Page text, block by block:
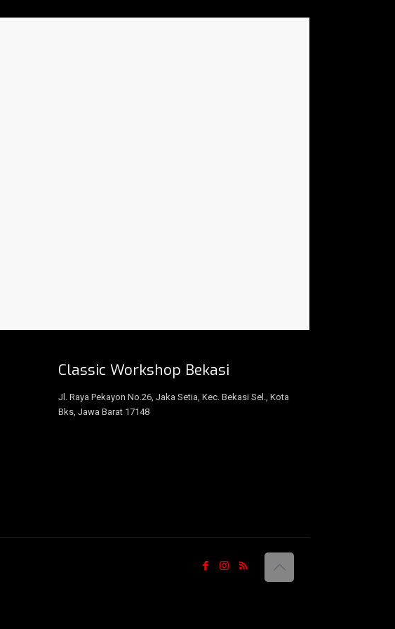
Classic Workshop Bekasi
Jl. Raya Pekayon No.26, Jaka Setia, Kec. Bekasi Sel., Kota
Bks, Jawa Barat 17148